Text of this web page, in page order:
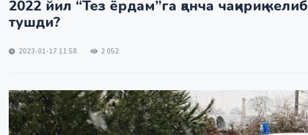
2022 йил “Тез ёрдам”га қанча чақириқ келиб
тушди?
2023-01-17 11:58 2 052